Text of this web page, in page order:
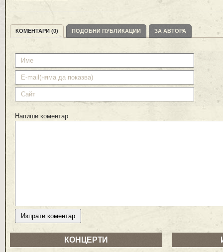
КОМЕНТАРИ (0) ПОДОБНИ ПУБЛИКАЦИИ ЗА АВТОРА
Напиши коментар
КОНЦЕРТИ